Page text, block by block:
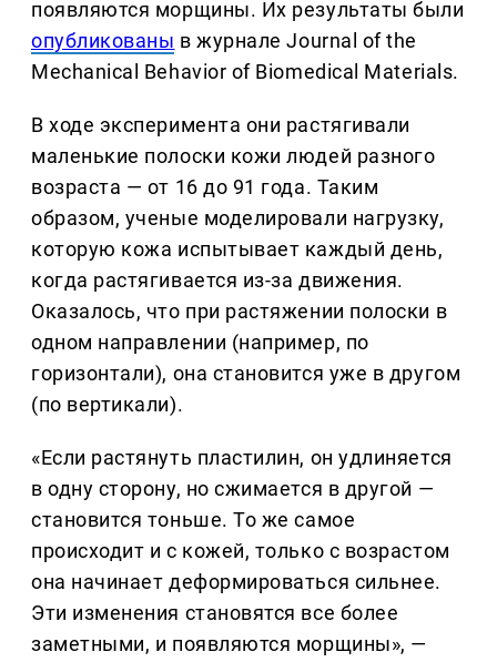
появляются морщины. Их результаты были
опубликованы в журнале Journal of the
Mechanical Behavior of Biomedical Materials.
В ходе эксперимента они растягивали
маленькие полоски кожи людей разного
возраста — от 16 до 91 года. Таким
образом, ученые моделировали нагрузку,
которую кожа испытывает каждый день,
когда растягивается из-за движения.
Оказалось, что при растяжении полоски в
одном направлении (например, по
горизонтали), она становится уже в другом
(по вертикали).
«Если растянуть пластилин, он удлиняется
в одну сторону, но сжимается в другой —
становится тоньше. То же самое
происходит и с кожей, только с возрастом
она начинает деформироваться сильнее.
Эти изменения становятся все более
заметными, и появляются морщины», —